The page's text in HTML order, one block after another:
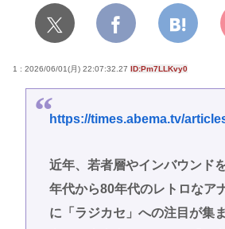
1 : 2026/06/01(月) 22:07:32.27 ID:Pm7LLKvy0
https://times.abema.tv/
近年、若者層やインバウンド
年代から80年代のレトロなア
に「ラジカセ」への注目が集